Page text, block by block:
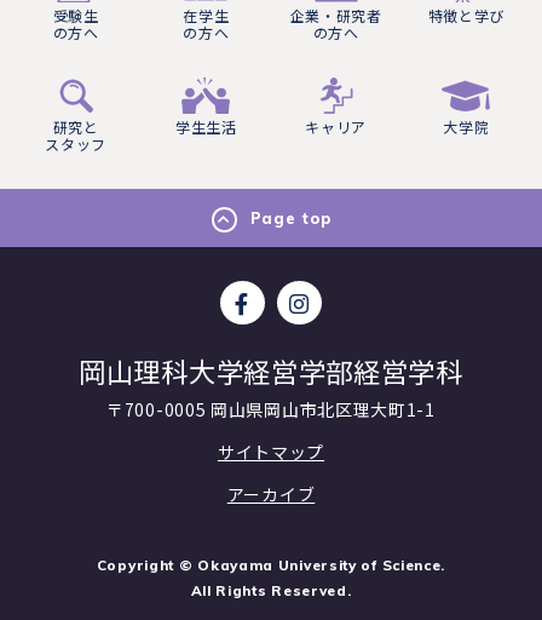
受験生
の方へ
在学生
の方へ
企業・研究者
の方へ
特徴と学び
研究と
スタッフ
学生生活 キャリア 大学院
Page top
岡山理科大学経営学部経営学科
〒700-0005 岡山県岡山市北区理大町1-1
サイトマップ
アーカイブ
Copyright © Okayama University of Science.
All Rights Reserved.